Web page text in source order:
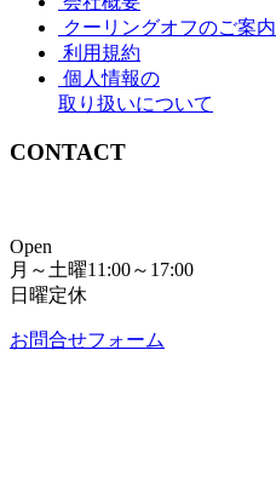
クーリングオフのご案内
利用規約
個人情報の
取り扱いについて
CONTACT
Open
月～土曜11:00～17:00
日曜定休
お問合せフォーム